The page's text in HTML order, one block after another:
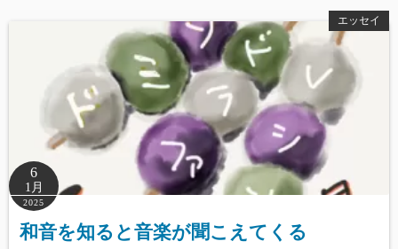
エッセイ
6
1月
2025
和音を知ると音楽が聞こえてくる